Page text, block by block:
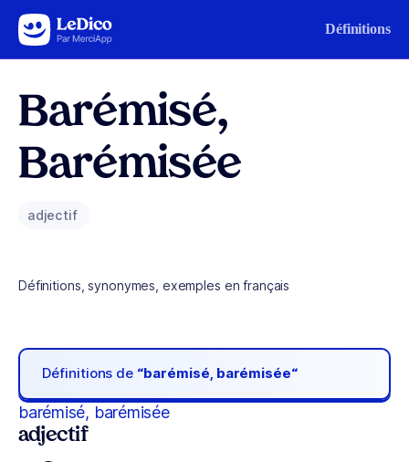
Aller au contenu Définitions
Barémisé,
Barémisée
adjectif
Définitions, synonymes, exemples en français
Définitions de “barémisé, barémisée“
barémisé, barémisée
adjectif